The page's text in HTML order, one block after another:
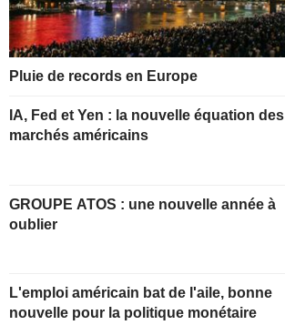
Pluie de records en Europe
IA, Fed et Yen : la nouvelle équation des
marchés américains
GROUPE ATOS : une nouvelle année à
oublier
L'emploi américain bat de l'aile, bonne
nouvelle pour la politique monétaire